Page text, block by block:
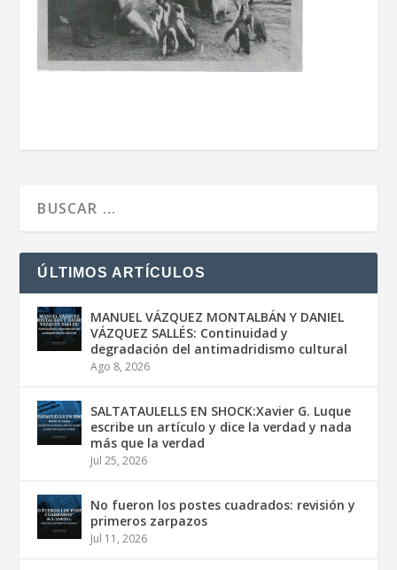
ÚLTIMOS ARTÍCULOS
MANUEL VÁZQUEZ MONTALBÁN Y DANIEL
VÁZQUEZ SALLÉS: Continuidad y
degradación del antimadridismo cultural
Ago 8, 2026
SALTATAULELLS EN SHOCK:Xavier G. Luque
escribe un artículo y dice la verdad y nada
más que la verdad
Jul 25, 2026
No fueron los postes cuadrados: revisión y
primeros zarpazos
Jul 11, 2026